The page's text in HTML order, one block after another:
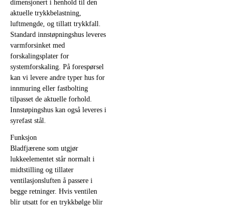
dimensjonert i henhold til den
aktuelle trykkbelastning,
luftmengde, og tillatt trykkfall.
Standard innstøpningshus leveres
varmforsinket med
forskalingsplater for
systemforskaling. På forespørsel
kan vi levere andre typer hus for
innmuring eller fastbolting
tilpasset de aktuelle forhold.
Innstøpingshus kan også leveres i
syrefast stål.
Funksjon
Bladfjærene som utgjør
lukkeelementet står normalt i
midtstilling og tillater
ventilasjonsluften å passere i
begge retninger. Hvis ventilen
blir utsatt for en trykkbølge blir